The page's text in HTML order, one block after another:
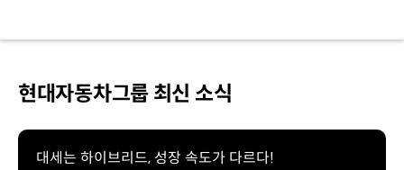
현대자동차그룹 최신 소식
대세는 하이브리드, 성장 속도가 다르다!